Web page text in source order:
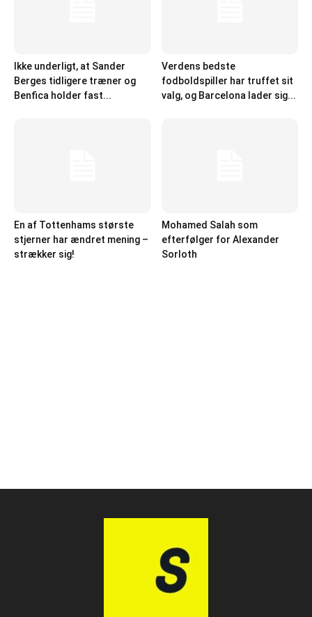
Ikke underligt, at Sander
Berges tidligere træner og
Benfica holder fast...
Verdens bedste
fodboldspiller har truffet sit
valg, og Barcelona lader sig...
En af Tottenhams største
stjerner har ændret mening –
strækker sig!
Mohamed Salah som
efterfølger for Alexander
Sorloth